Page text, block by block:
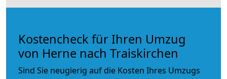
Kostencheck für Ihren Umzug
von Herne nach Traiskirchen
Sind Sie neugierig auf die Kosten Ihres Umzugs